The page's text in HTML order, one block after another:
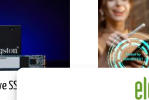
i-Temp PCI-SIG